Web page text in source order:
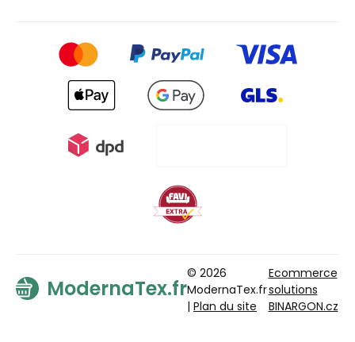
ModernaTex.fr
© 2026
ModernaTex.fr
| Plan du site
Ecommerce
solutions
BINARGON.cz